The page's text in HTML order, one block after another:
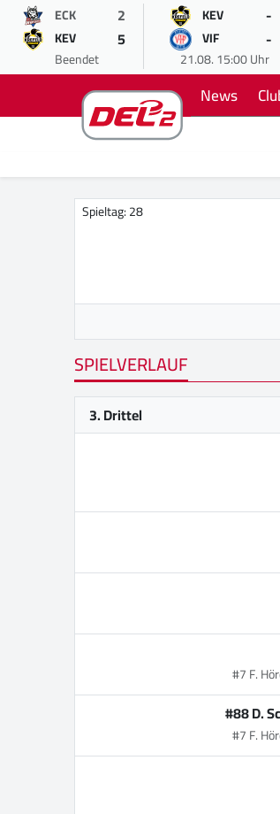
ECK 2
KEV 5
Beendet
KEV -
VIF -
21.08. 15:00 Uhr
News
Spieltag: 28
SPIELVERLAUF
3. Drittel
#7 F.
#88 D.
#7 F.